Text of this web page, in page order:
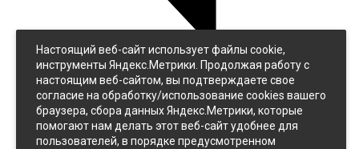
Джинс
Однотонный
Принтованный
Настоящий веб-сайт использует файлы cookie,
инструменты Яндекс.Метрики. Продолжая работу с
настоящим веб-сайтом, вы подтверждаете свое
согласие на обработку/использование cookies вашего
браузера, сбора данных Яндекс.Метрики, которые
помогают нам делать этот веб-сайт удобнее для
пользователей, в порядке предусмотренном